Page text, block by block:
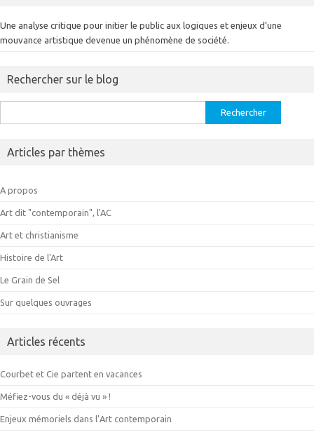
Une analyse critique pour initier le public aux logiques et enjeux d’une
mouvance artistique devenue un phénomène de société.
Rechercher sur le blog
Articles par thèmes
A propos
Art dit "contemporain", l'AC
Art et christianisme
Histoire de l'Art
Le Grain de Sel
Sur quelques ouvrages
Articles récents
Courbet et Cie partent en vacances
Méfiez-vous du « déjà vu » !
Enjeux mémoriels dans l’Art contemporain